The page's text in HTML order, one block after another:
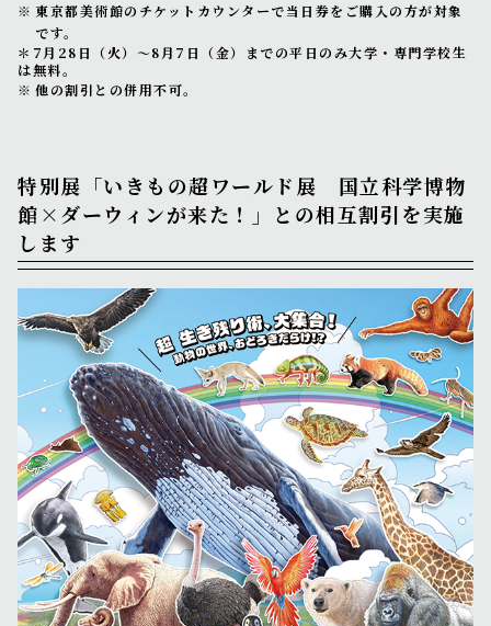
東京都美術館のチケットカウンターで当日券をご購入の方が対象
です。
＊7月28日（火）～8月7日（金）までの平日のみ大学・専門学校生
は無料。
他の割引との併用不可。
特別展「いきもの超ワールド展 国立科学博物
館×ダーウィンが来た！」との相互割引を実施
します